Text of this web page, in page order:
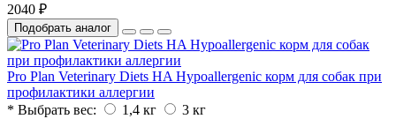
2040 ₽
Подобрать аналог
Pro Plan Veterinary Diets HA Hypoallergenic корм для собак при
профилактики аллергии
* Выбрать вес:
1,4 кг
3 кг